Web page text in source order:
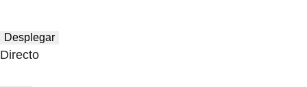
Desplegar
Directo